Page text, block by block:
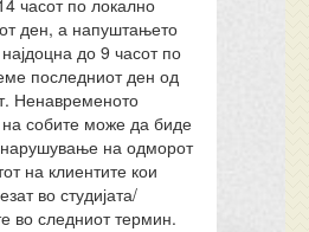
часот по локално
ден, а напуштањето
до 9 часот по
последниот ден од
Ненавременото
собите може да биде
на одморот
на клиентите кои
во студијата/
во следниот термин.